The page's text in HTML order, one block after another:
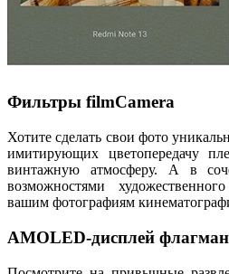
Фильтры filmCamera
Хотите сделать свои фото
имитирующих цветопередачу
винтажную атмосферу. А в
возможностями
вашим фотографиям
AMOLED-дисплей